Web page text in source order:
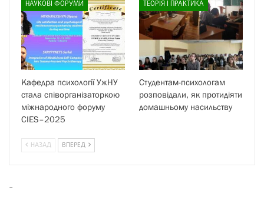
НАУКОВІ ФОРУМИ
Кафедра психології УжНУ
стала співорганізаторкою
міжнародного форуму
CIES–2025
ТЕОРІЯ І ПРАКТИКА
Студентам-психологам
розповідали, як протидіяти
домашньому насильству
НАЗАД ВПЕРЕД
-